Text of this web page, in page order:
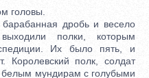
головы.
дробь и весело
полки, которым
Их было пять, и
Королевский полк, солдат
белым мундирам с голубыми